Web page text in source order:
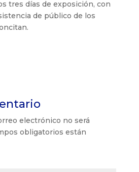
tres días de exposición, con
de público de los
electrónico no será
obligatorios están